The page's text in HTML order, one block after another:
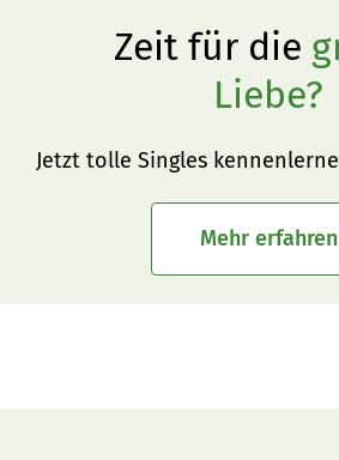
Zeit für die
Liebe?
Jetzt tolle Singles
Mehr erfahren